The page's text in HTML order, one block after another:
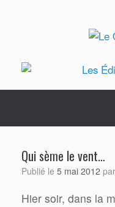
Qui sème le vent…
Publié le 5 mai 2012 par
Hier soir, dans la